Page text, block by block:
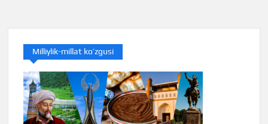
Milliylik-millat ko’zgusi